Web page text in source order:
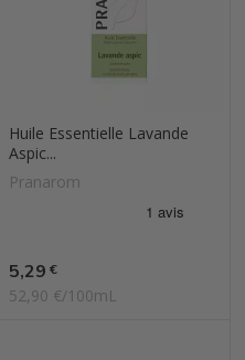
Huile Essentielle Lavande
Aspic...
Pranarom
Prix
5,29 €
52,90 €/100mL